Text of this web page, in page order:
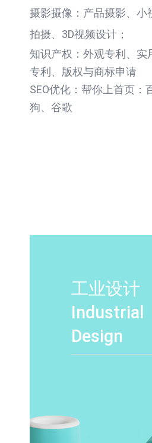
摄影摄像：产品摄影、小
拍摄、3D视频设计；
知识产权：外观专利、实
专利、版权与商标申请
SEO优化：帮你上首页：
狗、谷歌
工业设计
Industrial
Design